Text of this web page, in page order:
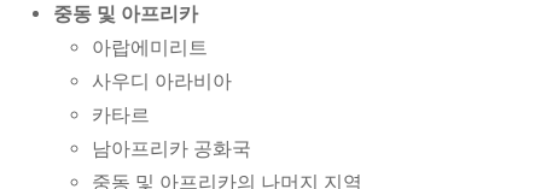
중동 및 아프리카
아랍에미리트
사우디 아라비아
카타르
남아프리카 공화국
중동 및 아프리카의 나머지 지역